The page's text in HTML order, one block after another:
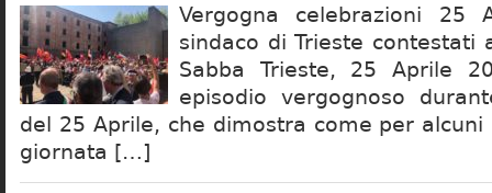
Vergogna celebrazioni 25
sindaco di Trieste contestati
Sabba Trieste, 25 Aprile
episodio vergognoso
del 25 Aprile, che dimostra come per
giornata […]